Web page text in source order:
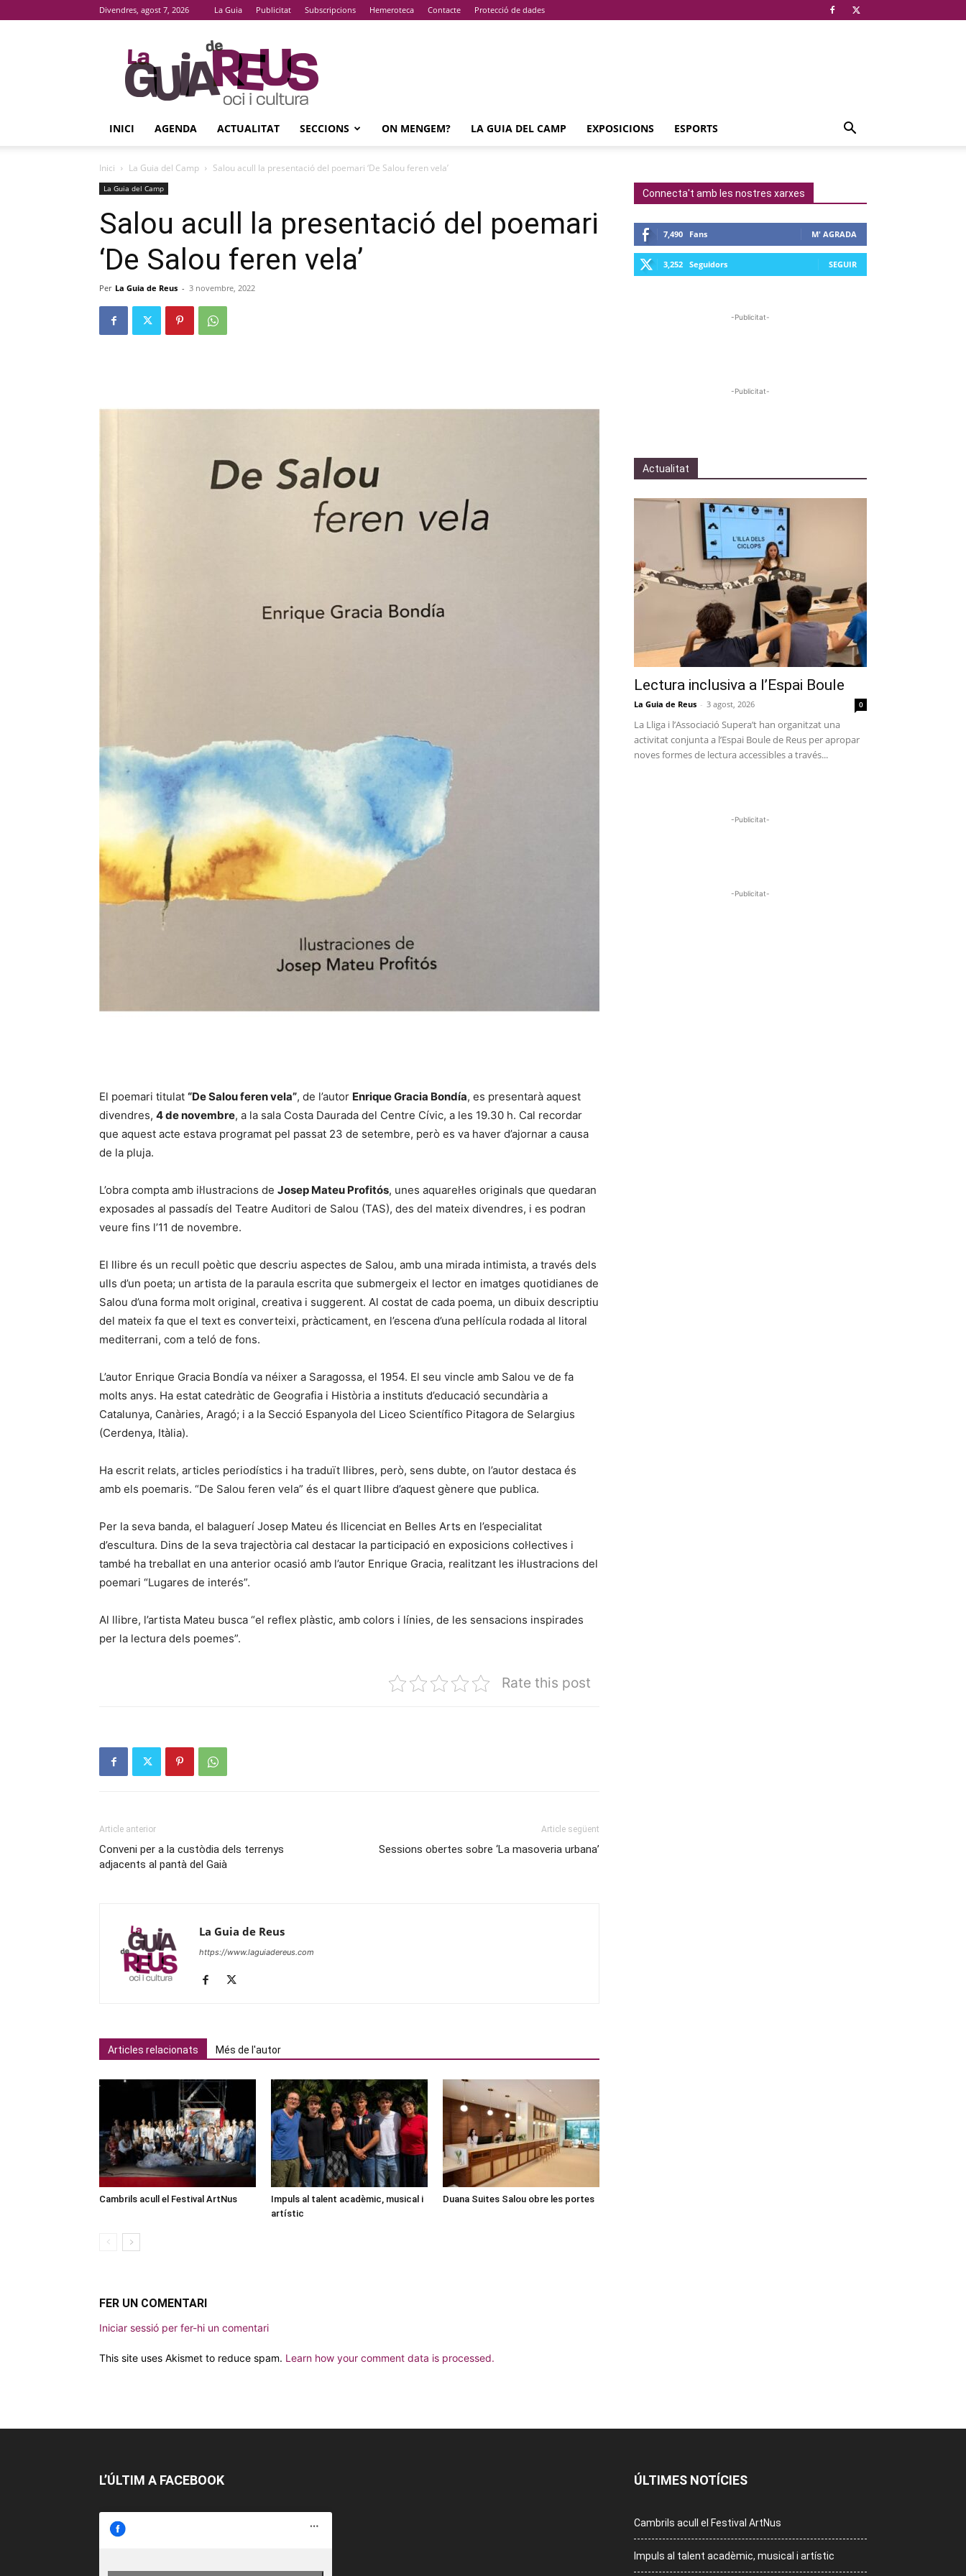
Divendres, agost 7, 2026 La Guia Publicitat Subscripcions Hemeroteca Contacte Protecció de dades
La
Guia
De
Reus
INICI AGENDA ACTUALITAT SECCIONS ON MENGEM? LA GUIA DEL CAMP EXPOSICIONS ESPORTS
Inici La Guia del Camp Salou acull la presentació del poemari ‘De Salou feren vela’
La Guia del Camp
Salou acull la presentació del poemari
‘De Salou feren vela’
Per La Guia de Reus - 3 novembre, 2022
El poemari titulat “De Salou feren vela”, de l’autor Enrique Gracia Bondía, es presentarà aquest
divendres, 4 de novembre, a la sala Costa Daurada del Centre Cívic, a les 19.30 h. Cal recordar
que aquest acte estava programat pel passat 23 de setembre, però es va haver d’ajornar a causa
de la pluja.
L’obra compta amb il·lustracions de Josep Mateu Profitós, unes aquarel·les originals que quedaran
exposades al passadís del Teatre Auditori de Salou (TAS), des del mateix divendres, i es podran
veure fins l’11 de novembre.
El llibre és un recull poètic que descriu aspectes de Salou, amb una mirada intimista, a través dels
ulls d’un poeta; un artista de la paraula escrita que submergeix el lector en imatges quotidianes de
Salou d’una forma molt original, creativa i suggerent. Al costat de cada poema, un dibuix descriptiu
del mateix fa que el text es converteixi, pràcticament, en l’escena d’una pel·lícula rodada al litoral
mediterrani, com a teló de fons.
L’autor Enrique Gracia Bondía va néixer a Saragossa, el 1954. El seu vincle amb Salou ve de fa
molts anys. Ha estat catedràtic de Geografia i Història a instituts d’educació secundària a
Catalunya, Canàries, Aragó; i a la Secció Espanyola del Liceo Scientífico Pitagora de Selargius
(Cerdenya, Itàlia).
Ha escrit relats, articles periodístics i ha traduït llibres, però, sens dubte, on l’autor destaca és
amb els poemaris. “De Salou feren vela” és el quart llibre d’aquest gènere que publica.
Per la seva banda, el balaguerí Josep Mateu és llicenciat en Belles Arts en l’especialitat
d’escultura. Dins de la seva trajectòria cal destacar la participació en exposicions col·lectives i
també ha treballat en una anterior ocasió amb l’autor Enrique Gracia, realitzant les il·lustracions del
poemari “Lugares de interés”.
Al llibre, l’artista Mateu busca “el reflex plàstic, amb colors i línies, de les sensacions inspirades
per la lectura dels poemes”.
Rate this post
Article anterior
Conveni per a la custòdia dels terrenys
adjacents al pantà del Gaià
Article següent
Sessions obertes sobre ‘La masoveria urbana’
La Guia de Reus
https://www.laguiadereus.com
Articles relacionats Més de l'autor
Cambrils acull el Festival ArtNus
Impuls al talent acadèmic, musical i
artístic
Duana Suites Salou obre les portes
FER UN COMENTARI
Iniciar sessió per fer-hi un comentari
This site uses Akismet to reduce spam. Learn how your comment data is processed.
Connecta't amb les nostres xarxes
7,490 Fans M' AGRADA
3,252 Seguidors SEGUIR
-Publicitat-
-Publicitat-
Actualitat
Lectura inclusiva a l’Espai Boule
La Guia de Reus - 3 agost, 2026 0
La Lliga i l’Associació Supera’t han organitzat una
activitat conjunta a l’Espai Boule de Reus per apropar
noves formes de lectura accessibles a través...
-Publicitat-
-Publicitat-
L’ÚLTIM A FACEBOOK ÚLTIMES NOTÍCIES
Cambrils acull el Festival ArtNus
Impuls al talent acadèmic, musical i artístic